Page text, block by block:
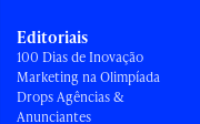
Editoriais
100 Dias de Inovação
Marketing na Olimpíada
Drops Agências &
Anunciantes